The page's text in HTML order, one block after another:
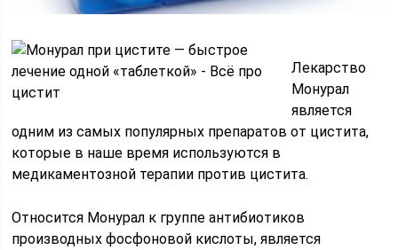
Лекарство
Монурал
является
одним из самых популярных препаратов от цистита,
которые в наше время используются в
медикаментозной терапии против цистита.
Относится Монурал к группе антибиотиков
производных фосфоновой кислоты, является